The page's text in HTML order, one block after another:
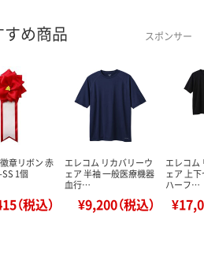
め商品 スポンサー
章リボン 赤
SS 1個
（税込）
エレコム リカバリーウ
ェア 半袖 一般医療機器
血行…
¥9,200（税込）
エレコム
ェア 上下
ハーフ…